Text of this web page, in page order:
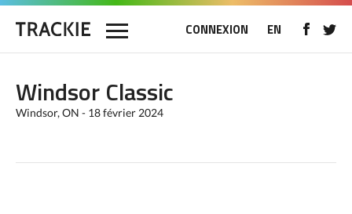
CONNEXION EN
Windsor Classic
Windsor, ON - 18 février 2024